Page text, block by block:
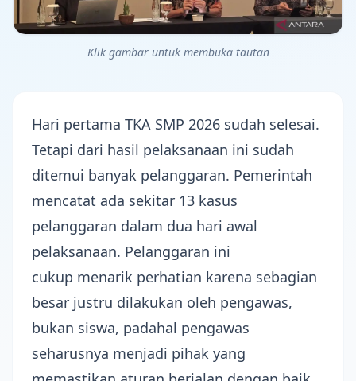
Klik gambar untuk membuka tautan
Hari pertama TKA SMP 2026 sudah selesai.
Tetapi dari hasil pelaksanaan ini sudah
ditemui banyak pelanggaran. Pemerintah
mencatat ada sekitar 13 kasus
pelanggaran dalam dua hari awal
pelaksanaan. Pelanggaran ini
cukup menarik perhatian karena sebagian
besar justru dilakukan oleh pengawas,
bukan siswa, padahal pengawas
seharusnya menjadi pihak yang